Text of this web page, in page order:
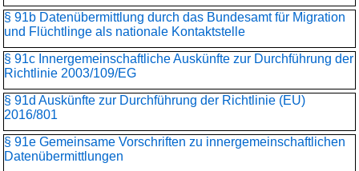
§ 91b Datenübermittlung durch das Bundesamt für Migration
und Flüchtlinge als nationale Kontaktstelle
§ 91c Innergemeinschaftliche Auskünfte zur Durchführung der
Richtlinie 2003/109/EG
§ 91d Auskünfte zur Durchführung der Richtlinie (EU)
2016/801
§ 91e Gemeinsame Vorschriften zu innergemeinschaftlichen
Datenübermittlungen